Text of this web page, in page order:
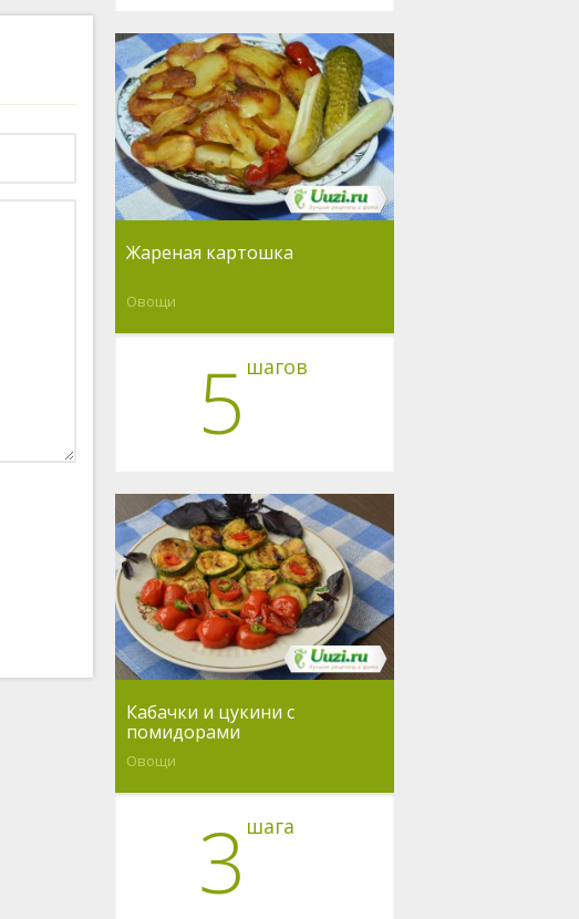
Жареная картошка
Овощи
5 шагов
Кабачки и цукини с
помидорами
Овощи
3 шага